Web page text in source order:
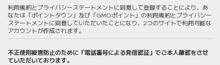
利用規約とプライバシーステートメントに同意して登録することにより、あ
なたは「ポイントタウン」及び「GMOポイント」の利用規約とプライバシー
ステートメントに同意していただいたことになり、2つのサイトで利用可能な
アカウントが作成されます。
不正使用被害防止のために「電話番号による発信認証」でご本人確認をさせ
ていただいております。